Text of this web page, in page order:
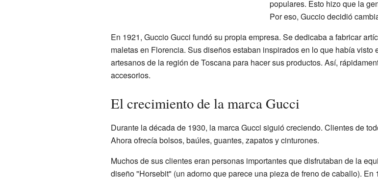
populares. Esto hizo que la
Por eso, Guccio decidió
En 1921, Guccio Gucci fundó su propia empresa. Se dedicaba a fabricar
maletas en Florencia. Sus diseños estaban inspirados en lo que había
artesanos de la región de Toscana para hacer sus productos. Así,
accesorios.
El crecimiento de la marca Gucci
Durante la década de 1930, la marca Gucci siguió creciendo. Clientes de
Ahora ofrecía bolsos, baúles, guantes, zapatos y cinturones.
Muchos de sus clientes eran personas importantes que disfrutaban de la
diseño "Horsebit" (un adorno que parece una pieza de freno de caballo).